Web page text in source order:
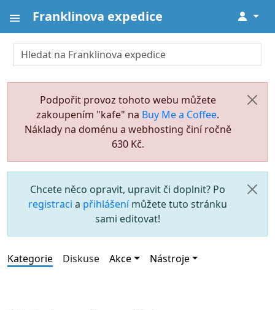
Franklinova expedice ↓
Podpořit provoz tohoto webu můžete
zakoupením "kafe" na Buy Me a Coffee.
Náklady na doménu a webhosting činí ročně
630 Kč.
Chcete něco opravit, upravit či doplnit? Po
registraci a přihlášenímůžete tuto stránku
sami editovat!
Kategorie Diskuse Akce Nástroje